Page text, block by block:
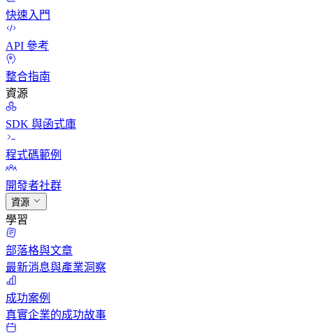
快速入門
API 參考
整合指南
資源
SDK 與函式庫
程式碼範例
開發者社群
資源
學習
部落格與文章
最新消息與產業洞察
成功案例
真實企業的成功故事